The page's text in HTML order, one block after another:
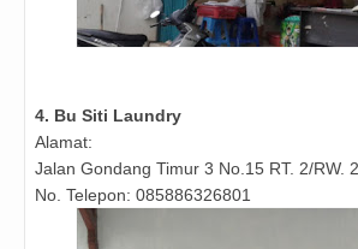
4. Bu Siti Laundry
Alamat:
Jalan Gondang Timur 3 No.15 RT. 2/RW. 2
No. Telepon: 085886326801